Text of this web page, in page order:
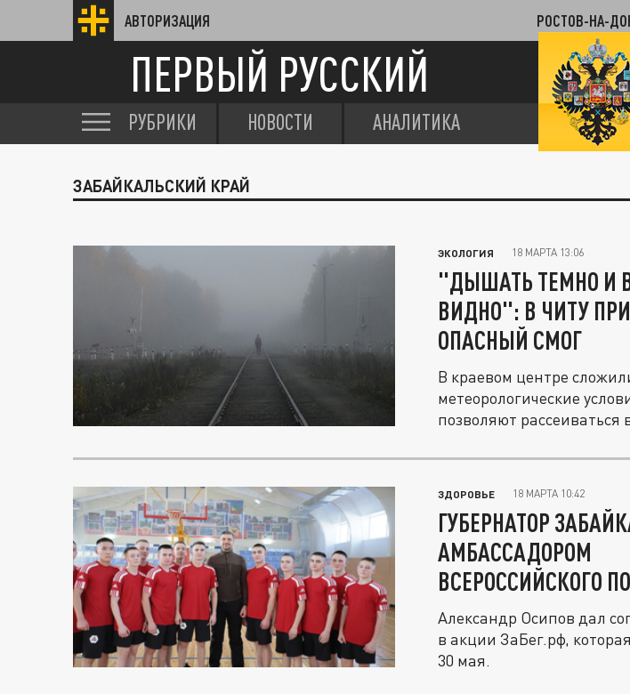
АВТОРИЗАЦИЯ РОСТОВ-НА-
ПЕРВЫЙ РУССКИЙ
РУБРИКИ НОВОСТИ АНАЛИТИКА
ЗАБАЙКАЛЬСКИЙ КРАЙ
ЭКОЛОГИЯ 18 МАРТА 13:06
"ДЫШАТЬ ТЕМНО И
ВИДНО": В ЧИТУ
ОПАСНЫЙ СМОГ
В краевом центре
метеорологические
позволяют рассеиваться
ЗДОРОВЬЕ 18 МАРТА 10:42
ГУБЕРНАТОР
АМБАССАДОРОМ
ВСЕРОССИЙСКОГО
Александр Осипов дал
в акции ЗаБег.рф,
30 мая.